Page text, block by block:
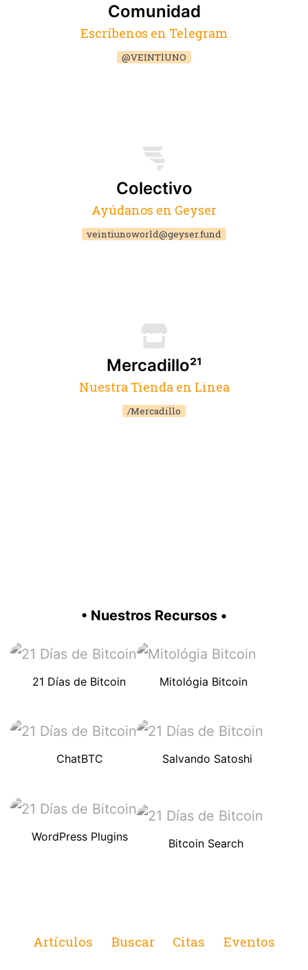
Comunidad
Escríbenos en Telegram
@VEINTlUNO
Colectivo
Ayúdanos en Geyser
veintiunoworld@geyser.fund
Mercadillo²¹
Nuestra Tienda en Linea
/Mercadillo
• Nuestros Recursos •
21 Días de Bitcoin Mitológia Bitcoin
ChatBTC Salvando Satoshi
WordPress Plugins Bitcoin Search
Artículos Buscar Citas Eventos